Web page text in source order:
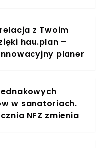
z Twoim
hau.plan –
planer
w sanatoriach.
NFZ zmienia